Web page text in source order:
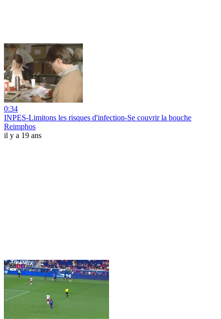
0:34
INPES-Limitons les risques d'infection-Se couvrir la bouche
Reimphos
il y a 19 ans